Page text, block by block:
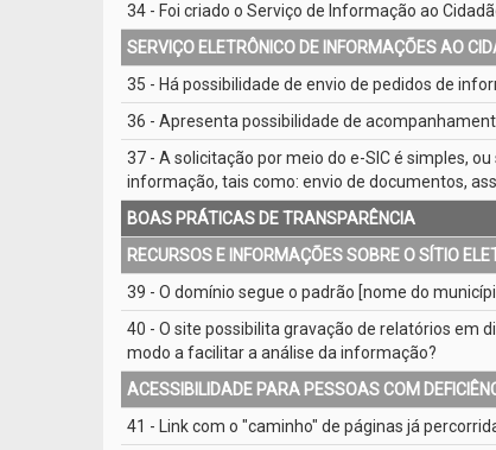
34 - Foi criado o Serviço de Informação ao
SERVIÇO ELETRÔNICO DE INFORMAÇÕES AO
35 - Há possibilidade de envio de pedidos de
36 - Apresenta possibilidade de
37 - A solicitação por meio do e­-SIC é simples,
informação, tais como: envio de documentos,
BOAS PRÁTICAS DE TRANSPARÊNCIA
RECURSOS E INFORMAÇÕES SOBRE O SÍTIO
39 - O domínio segue o padrão [nome do
40 - O site possibilita gravação de relatórios em
modo a facilitar a análise da informação?
ACESSIBILIDADE PARA PESSOAS COM
41 - Link com o "caminho" de páginas já